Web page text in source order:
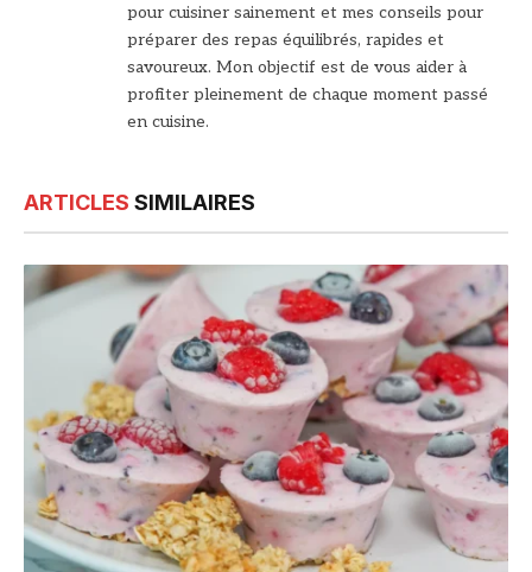
pour cuisiner sainement et mes conseils pour
préparer des repas équilibrés, rapides et
savoureux. Mon objectif est de vous aider à
profiter pleinement de chaque moment passé
en cuisine.
ARTICLES SIMILAIRES
© DR